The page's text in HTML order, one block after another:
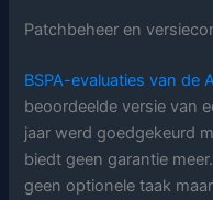
Patchbeheer en
BSPA-evaluaties van de
beoordeelde versie van
jaar werd goedgekeurd
biedt geen garantie
geen optionele taak